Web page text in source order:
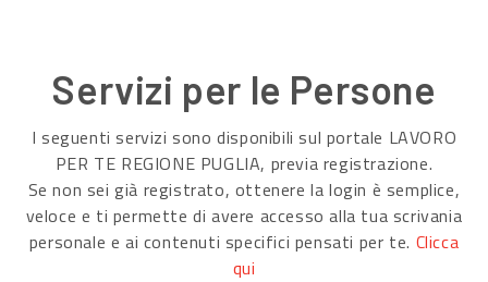
Servizi per le Persone
I seguenti servizi sono disponibili sul portale LAVORO
PER TE REGIONE PUGLIA, previa registrazione.
Se non sei già registrato, ottenere la login è semplice,
veloce e ti permette di avere accesso alla tua scrivania
personale e ai contenuti specifici pensati per te. Clicca
qui